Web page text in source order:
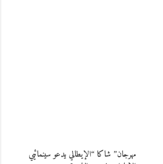
مهرجان” شاكا “الإيطالي يدعو سينمائيي